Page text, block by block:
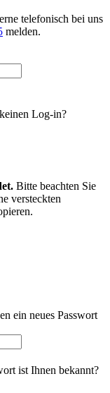
telefonisch bei uns
melden.
Log-in?
Bitte beachten Sie
versteckten
ein neues Passwort
ist Ihnen bekannt?